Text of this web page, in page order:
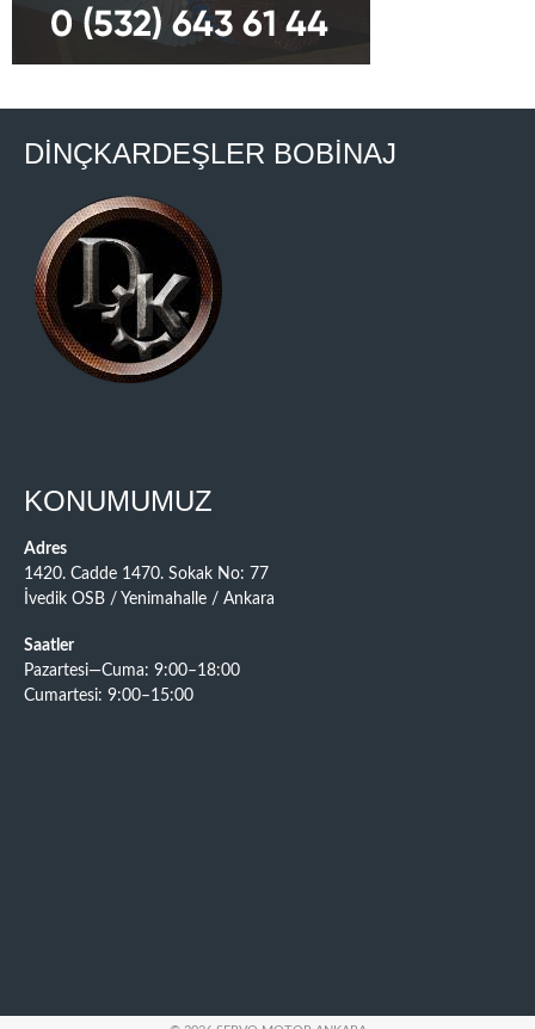
DİNÇKARDEŞLER BOBİNAJ
KONUMUMUZ
Adres
1420. Cadde 1470. Sokak No: 77
İvedik OSB / Yenimahalle / Ankara
Saatler
Pazartesi—Cuma: 9:00–18:00
Cumartesi: 9:00–15:00